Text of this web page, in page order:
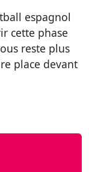
espagnol
cette phase
reste plus
place devant